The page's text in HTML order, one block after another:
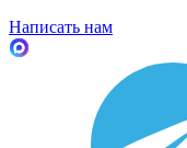
Написать нам